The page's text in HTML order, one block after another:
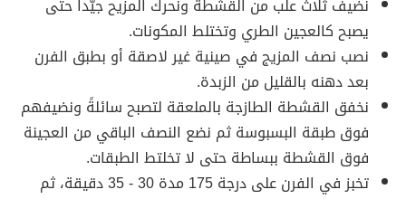
نضيف ثلاث علب من القشطة ونحرك المزيح جيّداً حتى
يصبح كالعجين الطري وتختلط المكونات.
نصب نصف المزيج في صينية غير لاصقة أو بطبق الفرن
بعد دهنه بالقليل من الزبدة.
نخفق القشطة الطازجة بالملعقة لتصبح سائلةً ونضيفهم
فوق طبقة البسبوسة ثم نضع النصف الباقي من العجينة
فوق القشطة ببساطة حتى لا تخلتط الطبقات.
تخبز في الفرن على درجة 175 مدة 30 - 35 دقيقة، ثم